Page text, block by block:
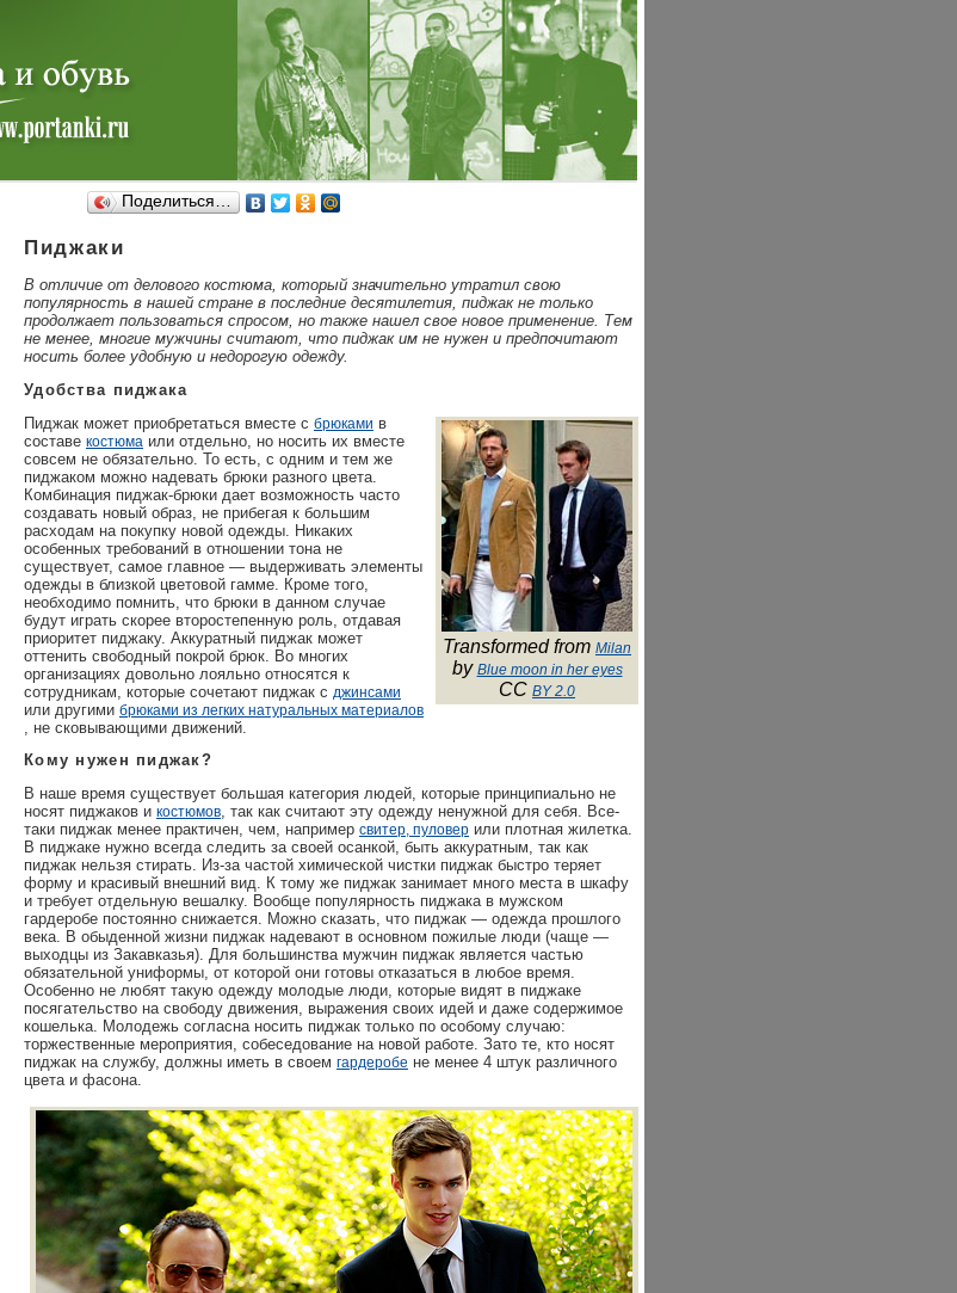
Поделиться…
Пиджаки
В отличие от делового костюма, который значительно утратил свою
популярность в нашей стране в последние десятилетия, пиджак не только
продолжает пользоваться спросом, но также нашел свое новое применение. Тем
не менее, многие мужчины считают, что пиджак им не нужен и предпочитают
носить более удобную и недорогую одежду.
Удобства пиджака
Transformed from Milan
by Blue moon in her eyes
CC BY 2.0
Пиджак может приобретаться вместе с брюками в
составе костюма или отдельно, но носить их вместе
совсем не обязательно. То есть, с одним и тем же
пиджаком можно надевать брюки разного цвета.
Комбинация пиджак-брюки дает возможность часто
создавать новый образ, не прибегая к большим
расходам на покупку новой одежды. Никаких
особенных требований в отношении тона не
существует, самое главное — выдерживать элементы
одежды в близкой цветовой гамме. Кроме того,
необходимо помнить, что брюки в данном случае
будут играть скорее второстепенную роль, отдавая
приоритет пиджаку. Аккуратный пиджак может
оттенить свободный покрой брюк. Во многих
организациях довольно лояльно относятся к
сотрудникам, которые сочетают пиджак с джинсами
или другими брюками из легких натуральных материалов
, не сковывающими движений.
Кому нужен пиджак?
В наше время существует большая категория людей, которые принципиально не
носят пиджаков и костюмов, так как считают эту одежду ненужной для себя. Все-
таки пиджак менее практичен, чем, например свитер, пуловер или плотная жилетка.
В пиджаке нужно всегда следить за своей осанкой, быть аккуратным, так как
пиджак нельзя стирать. Из-за частой химической чистки пиджак быстро теряет
форму и красивый внешний вид. К тому же пиджак занимает много места в шкафу
и требует отдельную вешалку. Вообще популярность пиджака в мужском
гардеробе постоянно снижается. Можно сказать, что пиджак — одежда прошлого
века. В обыденной жизни пиджак надевают в основном пожилые люди (чаще —
выходцы из Закавказья). Для большинства мужчин пиджак является частью
обязательной униформы, от которой они готовы отказаться в любое время.
Особенно не любят такую одежду молодые люди, которые видят в пиджаке
посягательство на свободу движения, выражения своих идей и даже содержимое
кошелька. Молодежь согласна носить пиджак только по особому случаю:
торжественные мероприятия, собеседование на новой работе. Зато те, кто носят
пиджак на службу, должны иметь в своем гардеробе не менее 4 штук различного
цвета и фасона.